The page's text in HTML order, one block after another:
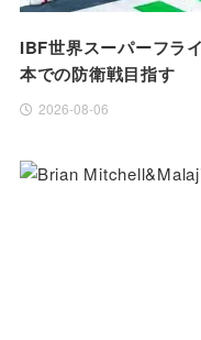
IBF世界スーパーフラ
本での防衛戦目指す
2026-08-06